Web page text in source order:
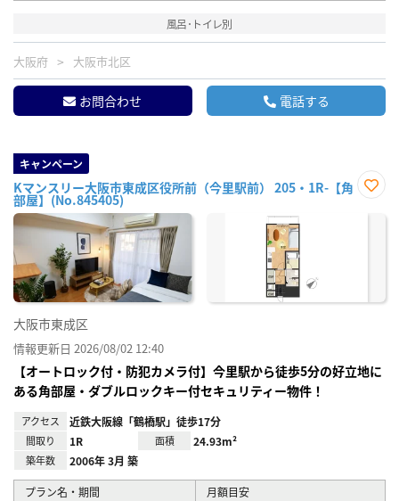
風呂･トイレ別
大阪府 大阪市北区
お問合わせ 電話する
キャンペーン
Kマンスリー大阪市東成区役所前（今里駅前） 205・1R-【角
部屋】(No.845405)
に入
大阪市東成区
情報更新日 2026/08/02 12:40
【オートロック付・防犯カメラ付】今里駅から徒歩5分の好立地に
ある角部屋・ダブルロックキー付セキュリティー物件！
アクセス 近鉄大阪線「鶴橋駅」徒歩17分
間取り 1R 面積 24.93m²
築年数 2006年 3月 築
プラン名・期間 月額目安